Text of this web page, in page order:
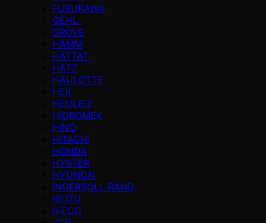
FURUKAWA
GEHL
GROVE
HAMM
HATTAT
HATZ
HAULOTTE
HEIL
HEULIEZ
HİDROMEK
HINO
HITACHI
HONDA
HYSTER
HYUNDAI
INGERSOLL RAND
ISUZU
IVECO